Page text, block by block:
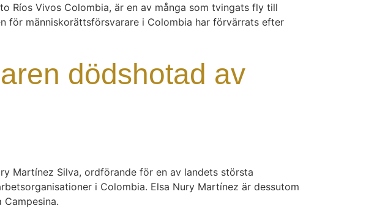
Ríos Vivos Colombia, är en av många som tvingats fly till
för människorättsförsvarare i Colombia har förvärrats efter
dödshotad av
Martínez Silva, ordförande för en av landets största
i Colombia. Elsa Nury Martínez är dessutom